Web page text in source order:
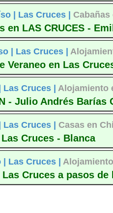
| Las Cruces | Cabañas
en LAS CRUCES -
| Las Cruces |
Veraneo en Las
Las Cruces |Alojamiento
- Julio Andrés Barías
Las Cruces |Casas en
Cruces - Blanca
Las Cruces |
Cruces a pasos de